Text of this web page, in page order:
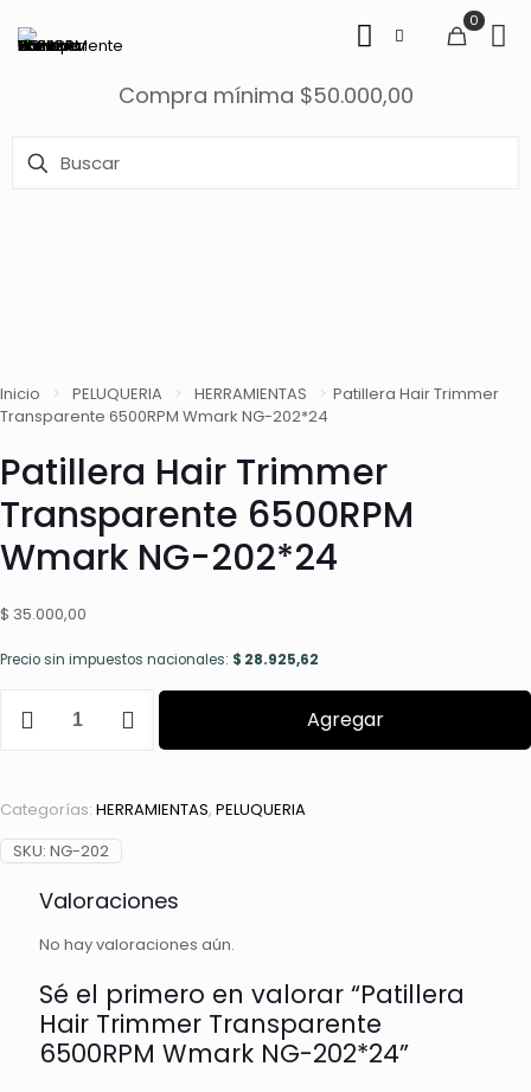
0
Compra mínima $50.000,00
Inicio > PELUQUERIA > HERRAMIENTAS > Patillera Hair Trimmer
Transparente 6500RPM Wmark NG-202*24
Patillera Hair Trimmer
Transparente 6500RPM
Wmark NG-202*24
$ 35.000,00
Precio sin impuestos nacionales: $ 28.925,62
Hair
Wmark
NG-
202*24
Agregar
Categorías: HERRAMIENTAS, PELUQUERIA
SKU: NG-202
Valoraciones
No hay valoraciones aún.
Sé el primero en valorar “Patillera
Hair Trimmer Transparente
6500RPM Wmark NG-202*24”